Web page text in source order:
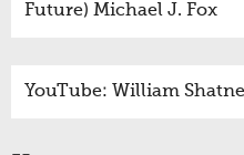
Future) Michael J. Fox
YouTube: William